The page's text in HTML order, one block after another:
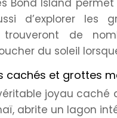
Bond Island
d’explorer les
de
du soleil
cachés et grottes
joyau
abrite un lagon